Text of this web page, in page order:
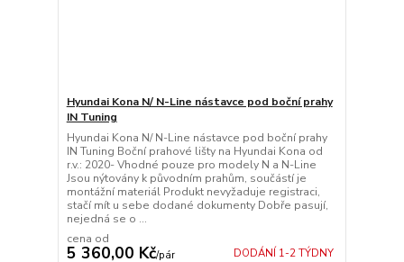
Hyundai Kona N/ N-Line nástavce pod boční prahy
IN Tuning
Hyundai Kona N/ N-Line nástavce pod boční prahy
IN Tuning Boční prahové lišty na Hyundai Kona od
r.v.: 2020- Vhodné pouze pro modely N a N-Line
Jsou nýtovány k původním prahům, součástí je
montážní materiál Produkt nevyžaduje registraci,
stačí mít u sebe dodané dokumenty Dobře pasují,
nejedná se o ...
cena od
5 360,00 Kč/pár DODÁNÍ 1-2 TÝDNY